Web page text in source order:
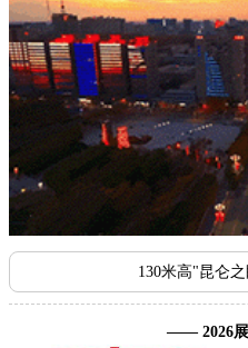
130米高"昆仑
—— 2026